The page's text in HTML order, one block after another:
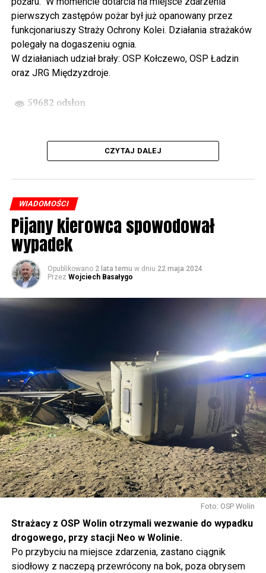
państwa Witkowskich.
Wyjątkowym wydarzeniem będzie koncert w wykonaniu
Kawuś Music Project, podczas którego wysłuchamy
polskich przebojów w jazzowej aranżacji (godz. 20.00
przed biblioteką). Podczas koncertu zaplanowaliśmy dla
Projektów Interreg VI A – Kultura i zrównoważona
turystyka.
(Niemcy), Biblioteka Publiczna Gminy Wolin, Parafia
Rzymskokatolicka w Wolinie
59683 odsłon
pierwszych zastępów pożar był już opanowany przez
funkcjonariuszy Straży Ochrony Kolei. Działania strażaków
polegały na dogaszeniu ognia.
W działaniach udział brały: OSP Kołczewo, OSP Ładzin
oraz JRG Międzyzdroje.
59682 odsłon
CZYTAJ DALEJ
WIADOMOŚCI
Pijany kierowca spowodował
wypadek
Opublikowano 2 lata temu w dniu 22 maja 2024
Przez Wojciech Basałygo
Foto: OSP Wolin
Strażacy z OSP Wolin otrzymali wezwanie do wypadku
drogowego, przy stacji Neo w Wolinie.
Po przybyciu na miejsce zdarzenia, zastano ciągnik
siodłowy z naczepą przewrócony na bok, poza obrysem